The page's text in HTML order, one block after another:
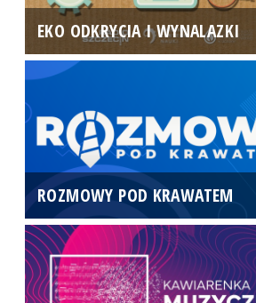
EKO ODKRYCIA I WYNALAZKI
ROZMOWY POD KRAWATEM